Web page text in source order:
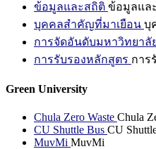
ข้อมูลและสถิติ ข้อมูลแล
บุคคลสำคัญที่มาเยือน บุ
การจัดอันดับมหาวิทยาลั
การรับรองหลักสูตร การ
Green University
Chula Zero Waste Chula
CU Shuttle Bus CU
MuvMi MuvMi